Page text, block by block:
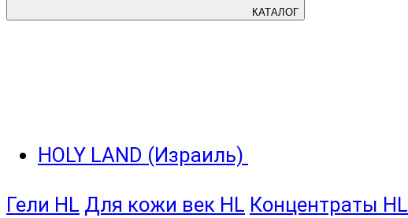
КАТАЛОГ
HOLY LAND (Израиль)
Гели HL Для кожи век HL Концентраты HL